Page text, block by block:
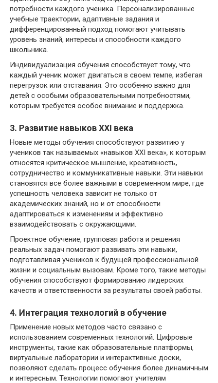
потребности каждого ученика. Персонализированные
учебные траектории, адаптивные задания и
дифференцированный подход помогают учитывать
уровень знаний, интересы и способности каждого
школьника.
Индивидуализация обучения способствует тому, что
каждый ученик может двигаться в своем темпе, избегая
перегрузок или отставания. Это особенно важно для
детей с особыми образовательными потребностями,
которым требуется особое внимание и поддержка.
3. Развитие навыков XXI века
Новые методы обучения способствуют развитию у
учеников так называемых «навыков XXI века», к которым
относятся критическое мышление, креативность,
сотрудничество и коммуникативные навыки. Эти навыки
становятся все более важными в современном мире, где
успешность человека зависит не только от
академических знаний, но и от способности
адаптироваться к изменениям и эффективно
взаимодействовать с окружающими.
Проектное обучение, групповая работа и решения
реальных задач помогают развивать эти навыки,
подготавливая учеников к будущей профессиональной
жизни и социальным вызовам. Кроме того, такие методы
обучения способствуют формированию лидерских
качеств и ответственности за результаты своей работы.
4. Интеграция технологий в обучение
Применение новых методов часто связано с
использованием современных технологий. Цифровые
инструменты, такие как образовательные платформы,
виртуальные лаборатории и интерактивные доски,
позволяют сделать процесс обучения более динамичным
и интересным. Технологии помогают учителям